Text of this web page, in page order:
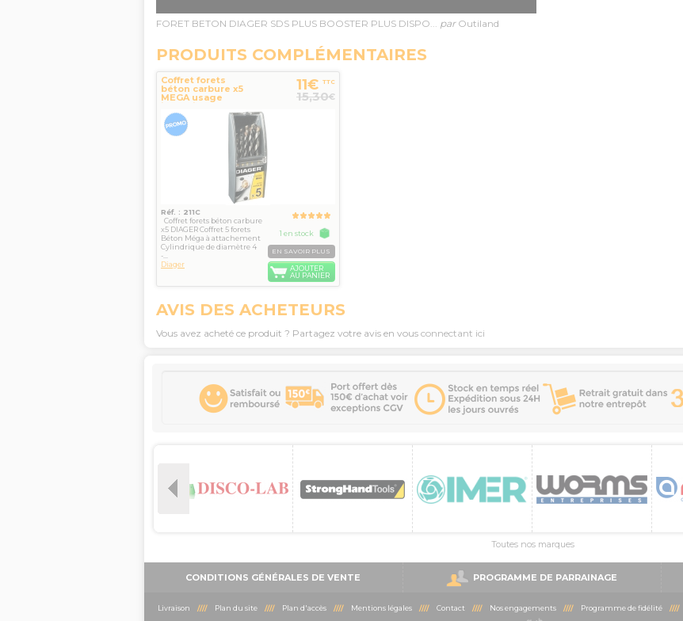
FORET BETON DIAGER SDS PLUS BOOSTER PLUS DISPO... par Outiland
PRODUITS COMPLÉMENTAIRES
Coffret forets
béton carbure x5
MEGA usage
intensif DIAGER
11€ TTC
15,30€
Réf. : 211C
Coffret forets béton carbure
x5 DIAGER Coffret 5 forets
Béton Méga à attachement
Cylindrique de diamètre 4
-...
Diager
1 en stock
EN SAVOIR PLUS
AJOUTER
AU PANIER
AVIS DES ACHETEURS
Vous avez acheté ce produit ? Partagez votre avis en vous connectant ici
Toutes nos marques
CONDITIONS GÉNÉRALES DE VENTE PROGRAMME DE PARRAINAGE
Livraison //// Plan du site//// Plan d'accès//// Mentions légales//// Contact //// Nos engagements//// Programme de fidélité////